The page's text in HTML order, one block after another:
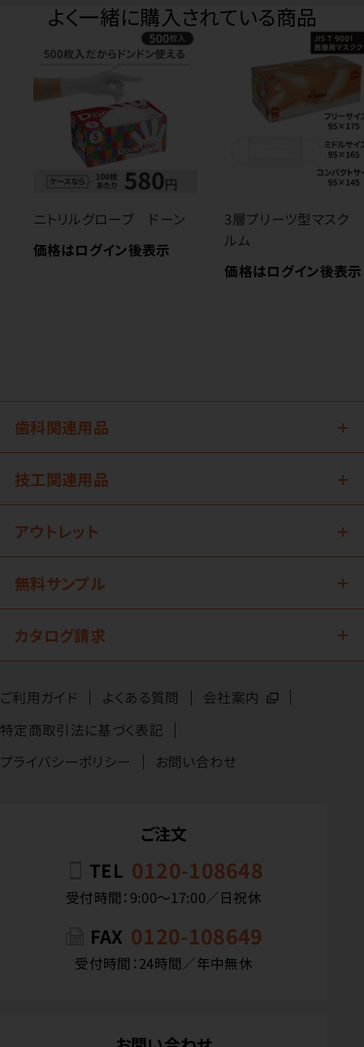
よく一緒に購入されている商品
ニトリルグローブ ドーン
価格はログイン後表示
3層プリーツ型マスク
ルム
価格はログイン後表示
歯科関連用品
技工関連用品
アウトレット
無料サンプル
カタログ請求
ご利用ガイド よくある質問
会社案内
特定商取引法に基づく表記
プライバシーポリシー
お問い合わせ
ご注文
TEL 0120-108648
受付時間：9:00〜17:00／日祝休
FAX 0120-108649
受付時間：24時間／年中無休